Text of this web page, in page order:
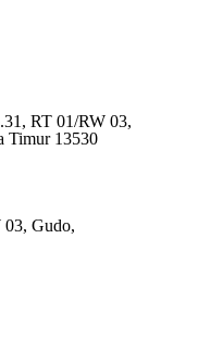
RT 01/RW 03,
Timur 13530
03, Gudo,